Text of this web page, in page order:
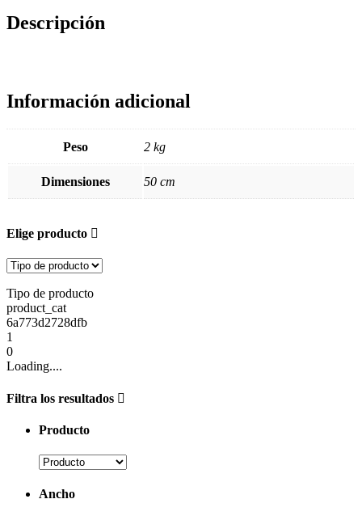
Descripción
Información adicional
Peso 2 kg
Dimensiones 50 cm
Elige producto
Tipo de producto
product_cat
6a773d2728dfb
1
0
Loading....
Filtra los resultados
Producto
Ancho